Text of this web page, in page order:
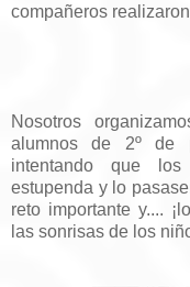
compañeros
Nosotros
alumnos de 2º de
intentando que
estupenda y lo
reto importante y....
las sonrisas de los